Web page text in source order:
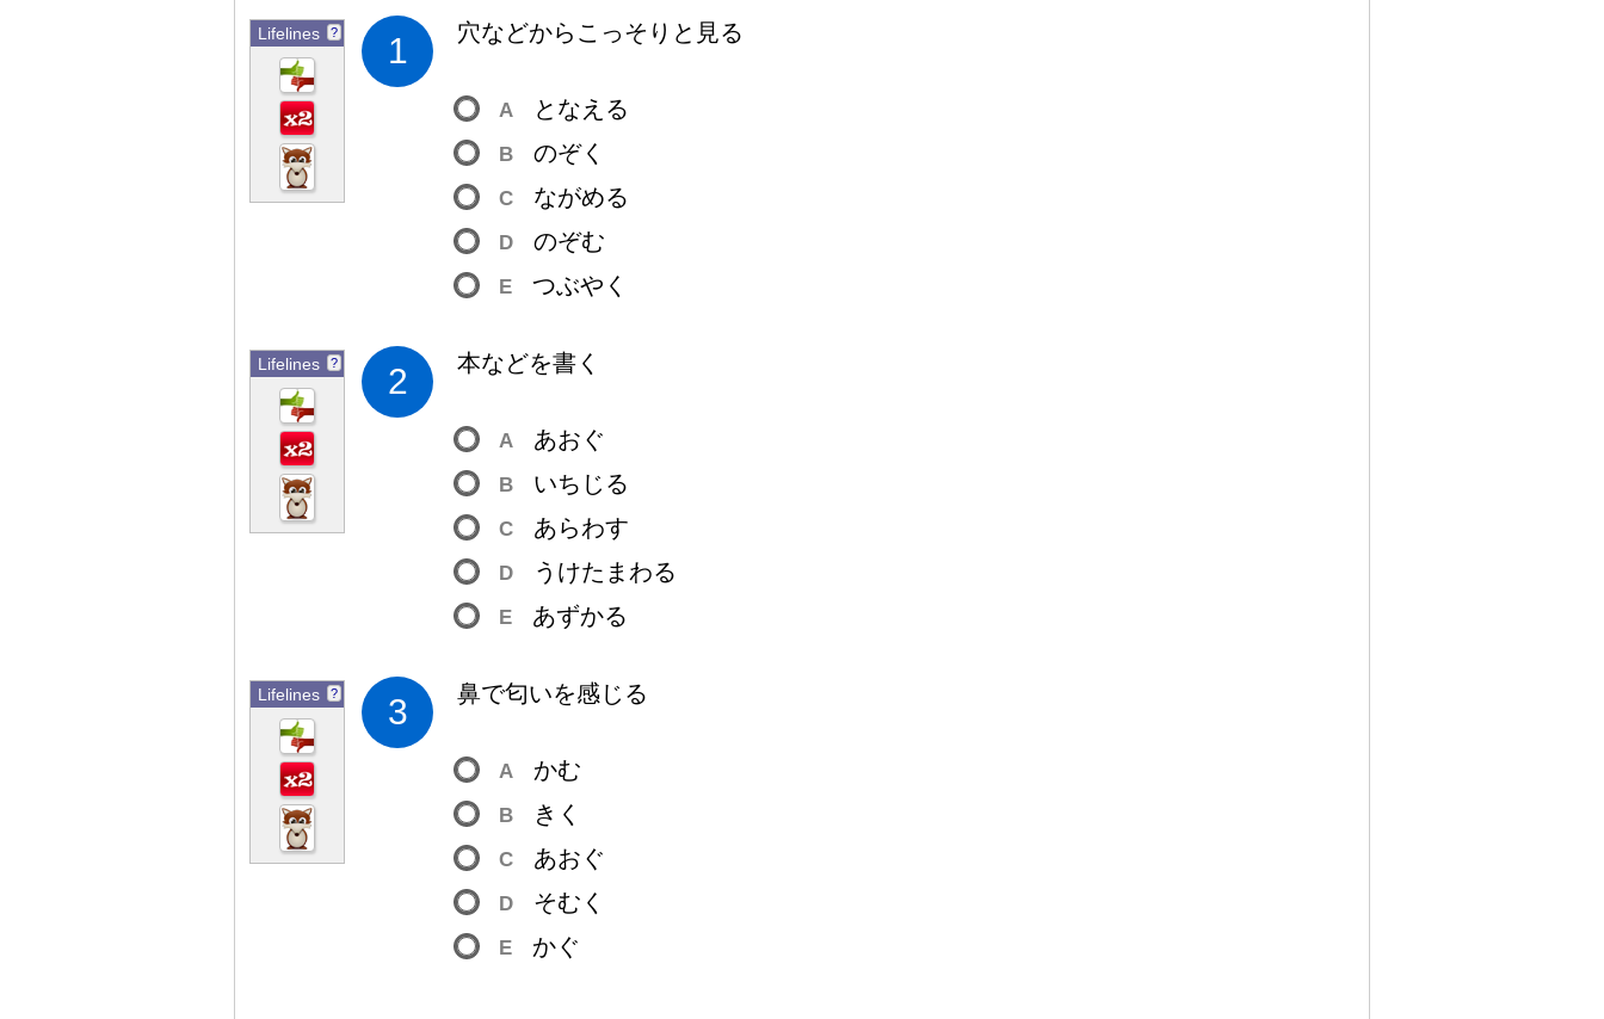
Lifelines ? 1 穴などからこっそりと 見る
A となえる
B のぞく
C ながめる
D のぞむ
E つぶやく
Lifelines ? 2 本などを書 く
A あおぐ
B いちじる
C あらわす
D うけたまわる
E あずかる
Lifelines ? 3 鼻で匂いを感 じる
A かむ
B きく
C あおぐ
D そむく
E かぐ